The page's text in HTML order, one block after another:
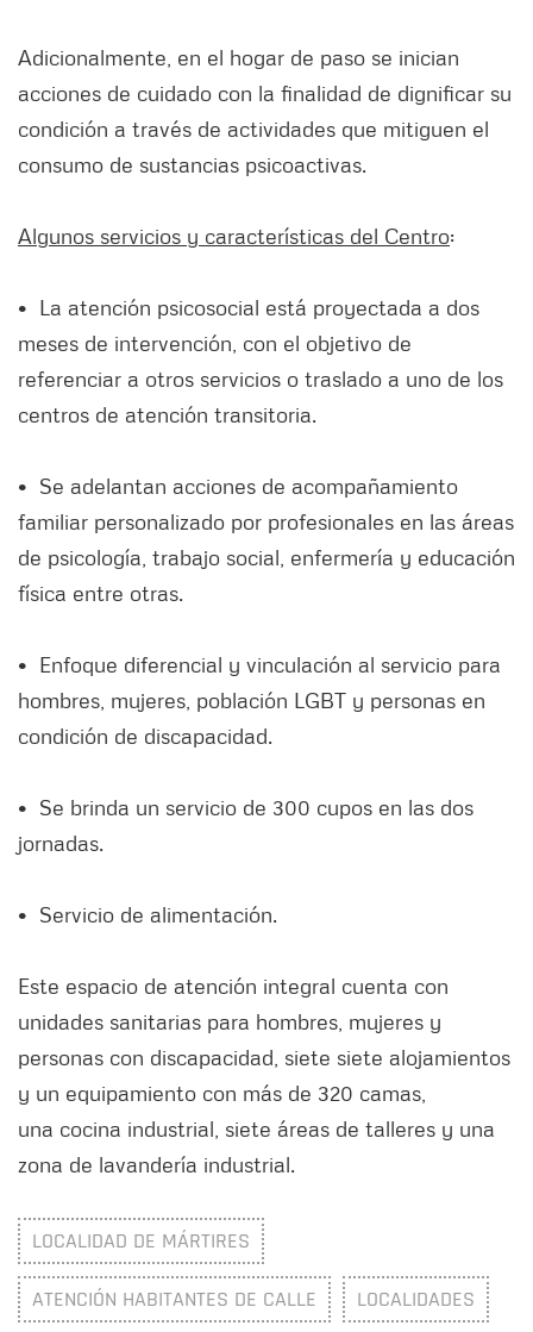
Adicionalmente, en el hogar de paso se inician
acciones de cuidado con la finalidad de dignificar su
condición a través de actividades que mitiguen el
consumo de sustancias psicoactivas.
Algunos servicios y características del Centro:
• La atención psicosocial está proyectada a dos
meses de intervención, con el objetivo de
referenciar a otros servicios o traslado a uno de los
centros de atención transitoria.
• Se adelantan acciones de acompañamiento
familiar personalizado por profesionales en las áreas
de psicología, trabajo social, enfermería y educación
física entre otras.
• Enfoque diferencial y vinculación al servicio para
hombres, mujeres, población LGBT y personas en
condición de discapacidad.
• Se brinda un servicio de 300 cupos en las dos
jornadas.
• Servicio de alimentación.
Este espacio de atención integral cuenta con
unidades sanitarias para hombres, mujeres y
personas con discapacidad, siete siete alojamientos
y un equipamiento con más de 320 camas,
una cocina industrial, siete áreas de talleres y una
zona de lavandería industrial.
LOCALIDAD DE MÁRTIRES
ATENCIÓN HABITANTES DE CALLE LOCALIDADES